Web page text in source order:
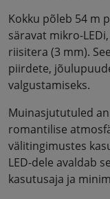
Kokku põleb 54 m
säravat mikro-
riisitera (3 mm).
piirdete,
valgustamiseks.
Muinasjututuled
romantilise
välitingimustes
LED-dele avaldab
kasutusaja ja